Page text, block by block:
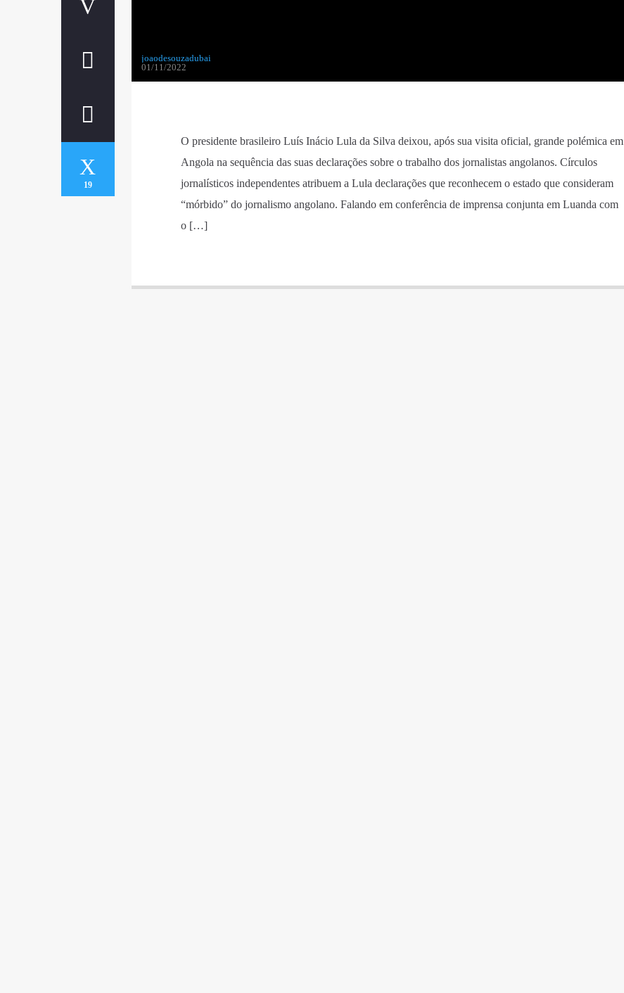
19
joaodesouzadubai
01/11/2022
O presidente brasileiro Luís Inácio Lula da Silva deixou, após sua visita oficial, grande polémica em
Angola na sequência das suas declarações sobre o trabalho dos jornalistas angolanos. Círculos
jornalísticos independentes atribuem a Lula declarações que reconhecem o estado que consideram
“mórbido” do jornalismo angolano. Falando em conferência de imprensa conjunta em Luanda com
o […]